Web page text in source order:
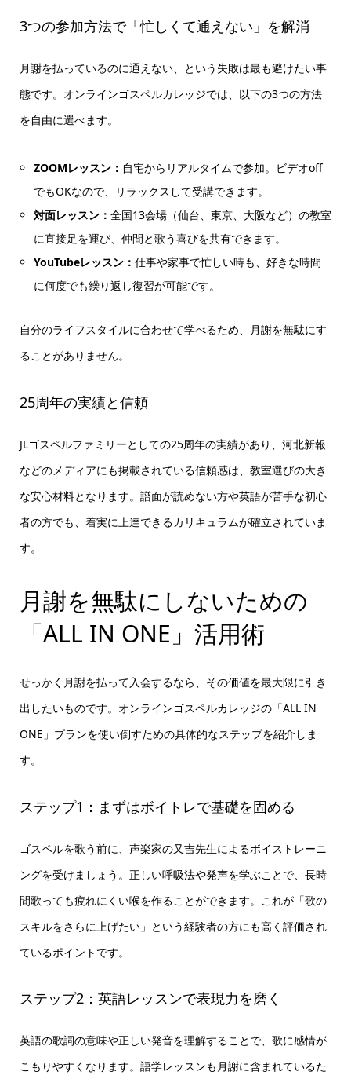
3つの参加方法で「忙しくて通えない」を解消
月謝を払っているのに通えない、という失敗は最も避けたい事
態です。オンラインゴスペルカレッジでは、以下の3つの方法
を自由に選べます。
ZOOMレッスン： 自宅からリアルタイムで参加。ビデオoff
でもOKなので、リラックスして受講できます。
対面レッスン：全国13会場（仙台、東京、大阪など）の教室
に直接足を運び、仲間と歌う喜びを共有できます。
YouTubeレッスン：仕事や家事で忙しい時も、好きな時間
に何度でも繰り返し復習が可能です。
自分のライフスタイルに合わせて学べるため、月謝を無駄にす
ることがありません。
25周年の実績と信頼
JLゴスペルファミリーとしての25周年の実績があり、河北新報
などのメディアにも掲載されている信頼感は、教室選びの大き
な安心材料となります。譜面が読めない方や英語が苦手な初心
者の方でも、着実に上達できるカリキュラムが確立されていま
す。
月謝を無駄にしないための
「ALL IN ONE」活用術
せっかく月謝を払って入会するなら、その価値を最大限に引き
出したいものです。オンラインゴスペルカレッジの「ALL IN
ONE」プランを使い倒すための具体的なステップを紹介しま
す。
ステップ1：まずはボイトレで基礎を固める
ゴスペルを歌う前に、声楽家の又吉先生によるボイストレーニ
ングを受けましょう。正しい呼吸法や発声を学ぶことで、長時
間歌っても疲れにくい喉を作ることができます。これが「歌の
スキルをさらに上げたい」という経験者の方にも高く評価され
ているポイントです。
ステップ2：英語レッスンで表現力を磨く
英語の歌詞の意味や正しい発音を理解することで、歌に感情が
こもりやすくなります。語学レッスンも月謝に含まれているた